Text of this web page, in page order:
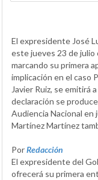
El expresidente José
este jueves 23 de julio
marcando su primera
implicación en el caso
Javier Ruiz, se emitirá
declaración se
Audiencia Nacional en
Martínez Martínez
PorRedacción
El expresidente del
ofrecerá su primera